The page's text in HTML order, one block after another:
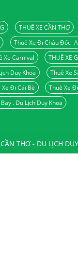
THUÊ XE CẦN THƠ
Thuê Xe Đi Châu Đốc-
Xe Carnival THUÊ XE
Duy Khoa
Thuê Xe
Xe Đi Cái Bè Thuê Xe
. Du Lịch Duy Khoa
THƠ - DU LỊCH